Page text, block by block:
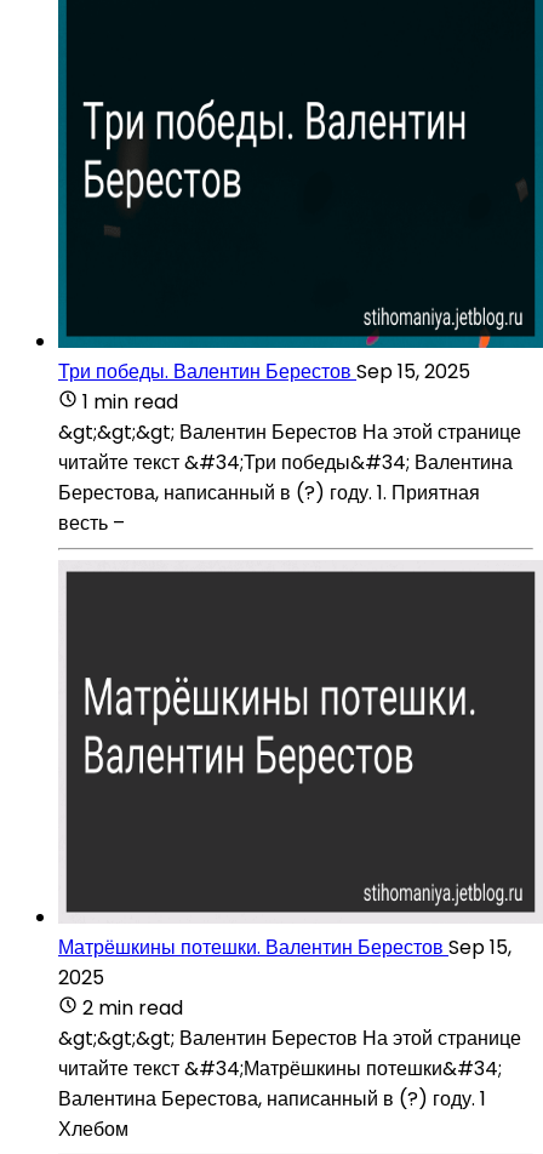
Три победы. Валентин Берестов Sep 15, 2025
1 min read
&gt;&gt;&gt; Валентин Берестов На этой странице
читайте текст &#34;Три победы&#34; Валентина
Берестова, написанный в (?) году. 1. Приятная
весть –
Матрёшкины потешки. Валентин Берестов Sep 15,
2025
2 min read
&gt;&gt;&gt; Валентин Берестов На этой странице
читайте текст &#34;Матрёшкины потешки&#34;
Валентина Берестова, написанный в (?) году. 1
Хлебом